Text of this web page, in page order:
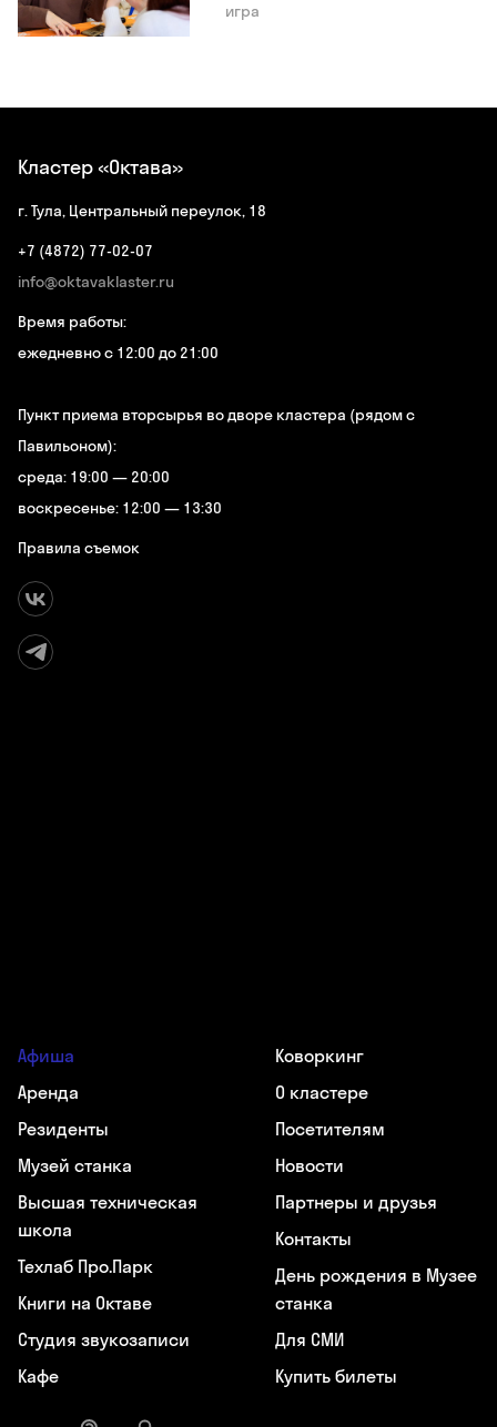
игра
Кластер «Октава»
г. Тула, Центральный переулок, 18
+7 (4872) 77-02-07
info@oktavaklaster.ru
Время работы:
ежедневно с 12:00 до 21:00
Пункт приема вторсырья во дворе кластера (рядом с
Павильоном):
среда: 19:00 — 20:00
воскресенье: 12:00 — 13:30
Правила съемок
Афиша
Аренда
Резиденты
Музей станка
Высшая техническая
школа
Техлаб Про.Парк
Книги на Октаве
Студия звукозаписи
Кафе
Коворкинг
О кластере
Посетителям
Новости
Партнеры и друзья
Контакты
День рождения в Музее
станка
Для СМИ
Купить билеты